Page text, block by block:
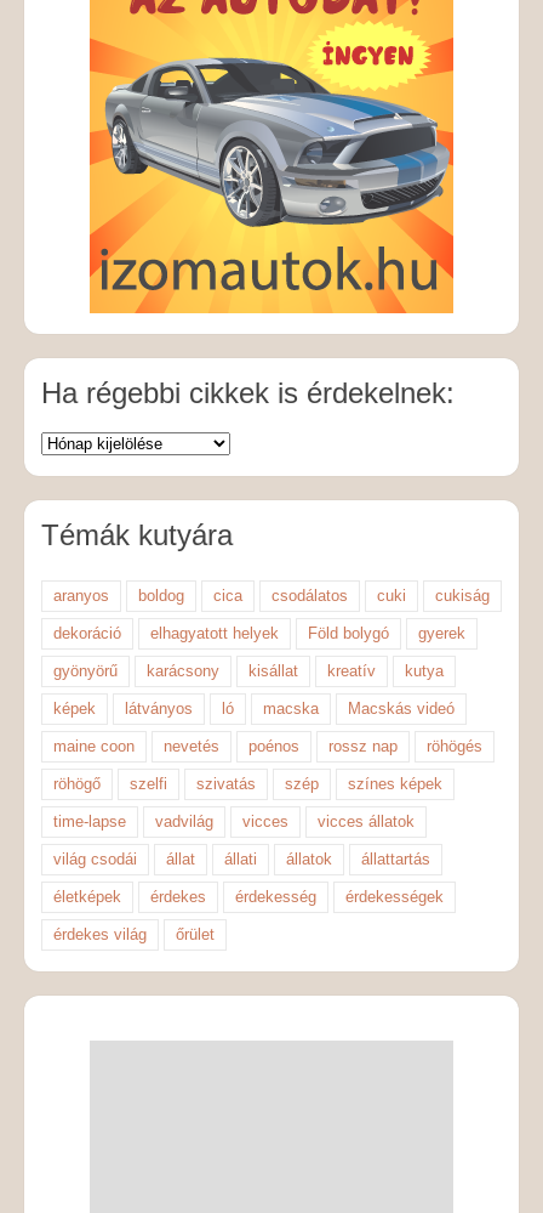
Ha régebbi cikkek is érdekelnek:
Témák kutyára
aranyos boldog cica csodálatos cuki cukiság
dekoráció elhagyatott helyek Föld bolygó gyerek
gyönyörű karácsony kisállat kreatív kutya
képek látványos ló macska Macskás videó
maine coon nevetés poénos rossz nap röhögés
röhögő szelfi szivatás szép színes képek
time-lapse vadvilág vicces vicces állatok
világ csodái állat állati állatok állattartás
életképek érdekes érdekesség érdekességek
érdekes világ őrület